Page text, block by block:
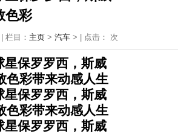
色彩
栏目： 主页 > 汽车 > | 点击： 次
星保罗罗西，斯威
色彩带来动感人生
星保罗罗西，斯威
色彩带来动感人生
星保罗罗西，斯威